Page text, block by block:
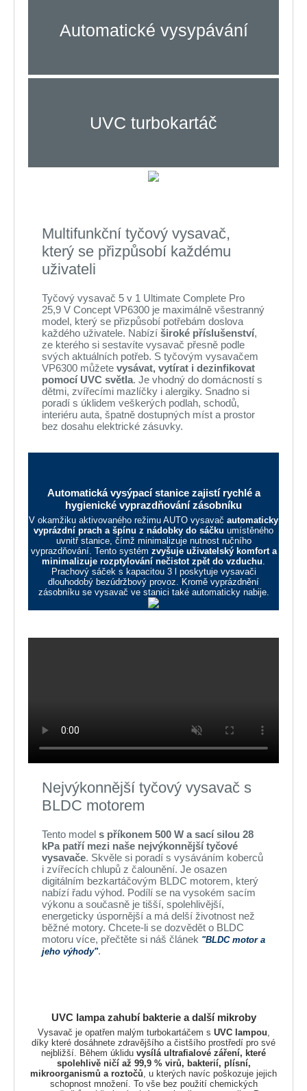
Automatické vysypávání
UVC turbokartáč
Multifunkční tyčový vysavač,
který se přizpůsobí každému
uživateli
Tyčový vysavač 5 v 1 Ultimate Complete Pro
25,9 V Concept VP6300 je maximálně všestranný
model, který se přizpůsobí potřebám doslova
každého uživatele. Nabízí široké příslušenství,
ze kterého si sestavíte vysavač přesně podle
svých aktuálních potřeb. S tyčovým vysavačem
VP6300 můžete vysávat, vytírat i dezinfikovat
pomocí UVC světla. Je vhodný do domácností s
dětmi, zvířecími mazlíčky i alergiky. Snadno si
poradí s úklidem veškerých podlah, schodů,
interiéru auta, špatně dostupných míst a prostor
bez dosahu elektrické zásuvky.
Automatická vysýpací stanice zajistí rychlé a
hygienické vyprazdňování zásobníku
V okamžiku aktivovaného režimu AUTO vysavač automaticky
vyprázdní prach a špínu z nádobky do sáčku umístěného
uvnitř stanice, čímž minimalizuje nutnost ručního
vyprazdňování. Tento systém zvyšuje uživatelský komfort a
minimalizuje rozptylování nečistot zpět do vzduchu.
Prachový sáček s kapacitou 3 l poskytuje vysavači
dlouhodobý bezúdržbový provoz. Kromě vyprázdnění
zásobníku se vysavač ve stanici také automaticky nabije.
Nejvýkonnější tyčový vysavač s
BLDC motorem
Tento model s příkonem 500 W a sací silou 28
kPa patří mezi naše nejvýkonnější tyčové
vysavače. Skvěle si poradí s vysáváním koberců
i zvířecích chlupů z čalounění. Je osazen
digitálním bezkartáčovým BLDC motorem, který
nabízí řadu výhod. Podílí se na vysokém sacím
výkonu a současně je tišší, spolehlivější,
energeticky úspornější a má delší životnost než
běžné motory. Chcete-li se dozvědět o BLDC
motoru více, přečtěte si náš článek "BLDC motor a
jeho výhody".
UVC lampa zahubí bakterie a další mikroby
Vysavač je opatřen malým turbokartáčem s UVC lampou,
díky které dosáhnete zdravějšího a čistšího prostředí pro své
nejbližší. Během úklidu vysílá ultrafialové záření, které
spolehlivě ničí až 99,9 % virů, bakterií, plísní,
mikroorganismů a roztočů, u kterých navíc poškozuje jejich
schopnost množení. To vše bez použití chemických